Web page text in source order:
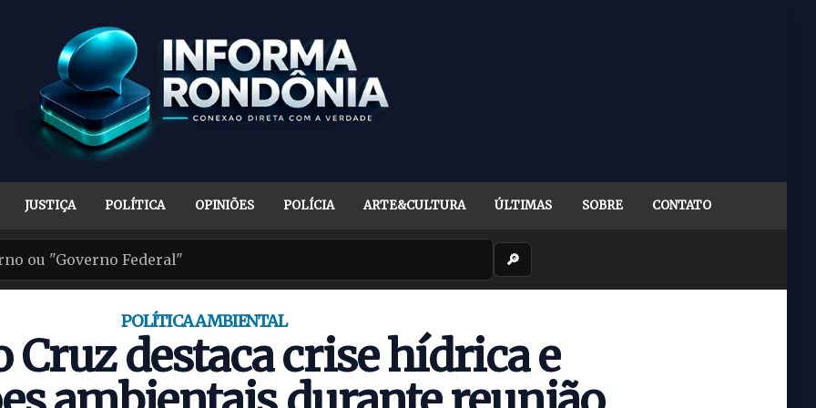
JUSTIÇA POLÍTICA OPINIÕES POLÍCIA ARTE&CULTURA ÚLTIMAS SOBRE CONTATO
🔎
POLÍTICA AMBIENTAL
Cruz destaca crise hídrica e